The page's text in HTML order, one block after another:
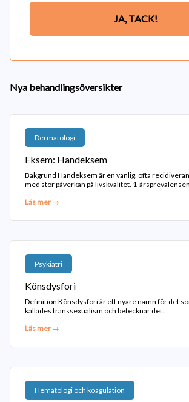
JA, TACK!
Nya behandlingsöversikter
Dermatologi
Eksem: Handeksem
Bakgrund Handeksem är en vanlig, ofta
med stor påverkan på livskvalitet. 1-
Läs mer →
Psykiatri
Könsdysfori
Definition Könsdysfori är ett nyare namn för det
kallades transsexualism och betecknar det...
Läs mer →
Hematologi och koagulation